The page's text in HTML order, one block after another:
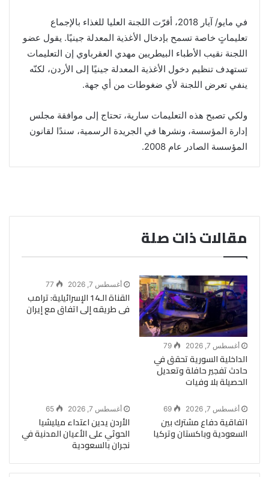
في مايو/ آيار 2018، أقرّت اللجنة العليا للغذاء بالإجماع
تعليماتٍ خاصة تسمح بإدخال الأغذية المعدلة جينيًا. يقول عضو
اللجنة نقيب الأطباء البيطريين مهدي العقرباوي إن التعليمات
تستهدف تنظيم دخول الأغذية المعدلة جينيًا إلى الأردن، لكنّه
ينفي تعرض اللجنة لأي ضغوطات من أي جهة.
ولكي تصبح هذه التعليمات سارية، تحتاج إلى موافقة مجلس
إدارة المؤسسة، ونشرها في الجريدة الرسمية، سندًا لقانون
المؤسسة الصادر عام 2008.
مقالات ذات صلة
أغسطس 7, 2026 79
الداخلية السورية تحقق في
حادث تفجير حافلة وتعديل
الحصيلة بلا وفيات
أغسطس 7, 2026 77
القناة الـ14 الإسرائيلية: ترامب
فى طريقه إلى اتفاق مع إيران
أغسطس 7, 2026 69
اتفاقية دفاع مشترك بين
السعودية وباكستان وتركيا
أغسطس 7, 2026 65
الأردن يدين اعتداء ميليشيا
الحوثي على الأعيان المدنية في
نجران بالسعودية